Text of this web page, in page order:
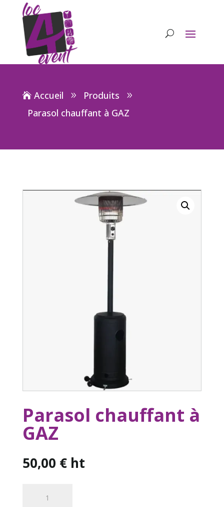
Accueil
Produits
Parasol chauffant à GAZ
Parasol chauffant à
GAZ
50,00 € ht